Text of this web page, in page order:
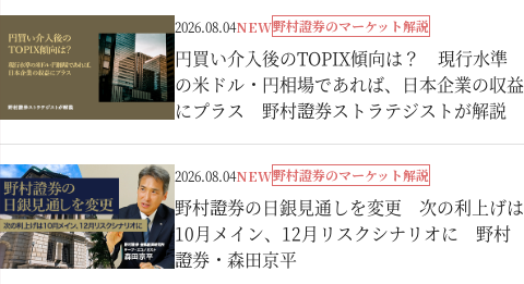
2026.08.04NEW野村證券のマーケット解説
円買い介入後のTOPIX傾向は？ 現行水準
の米ドル・円相場であれば、日本企業の収益
にプラス 野村證券ストラテジストが解説
2026.08.04NEW野村證券のマーケット解説
野村證券の日銀見通しを変更 次の利上げは
10月メイン、12月リスクシナリオに 野村
證券・森田京平